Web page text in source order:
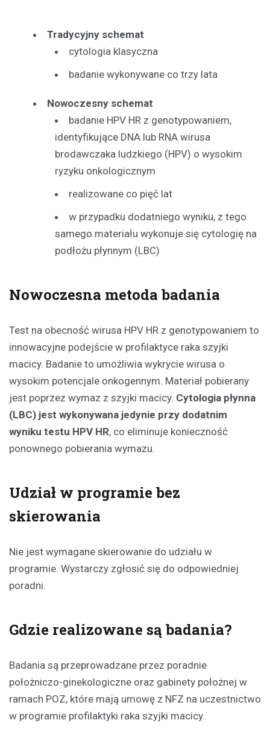
Tradycyjny schemat
cytologia klasyczna
badanie wykonywane co trzy lata
Nowoczesny schemat
badanie HPV HR z genotypowaniem,
identyfikujące DNA lub RNA wirusa
brodawczaka ludzkiego (HPV) o wysokim
ryzyku onkologicznym
realizowane co pięć lat
w przypadku dodatniego wyniku, z tego
samego materiału wykonuje się cytologię na
podłożu płynnym (LBC)
Nowoczesna metoda badania
Test na obecność wirusa HPV HR z genotypowaniem to
innowacyjne podejście w profilaktyce raka szyjki
macicy. Badanie to umożliwia wykrycie wirusa o
wysokim potencjale onkogennym. Materiał pobierany
jest poprzez wymaz z szyjki macicy. Cytologia płynna
(LBC) jest wykonywana jedynie przy dodatnim
wyniku testu HPV HR, co eliminuje konieczność
ponownego pobierania wymazu.
Udział w programie bez
skierowania
Nie jest wymagane skierowanie do udziału w
programie. Wystarczy zgłosić się do odpowiedniej
poradni.
Gdzie realizowane są badania?
Badania są przeprowadzane przez poradnie
położniczo-ginekologiczne oraz gabinety położnej w
ramach POZ, które mają umowę z NFZ na uczestnictwo
w programie profilaktyki raka szyjki macicy.